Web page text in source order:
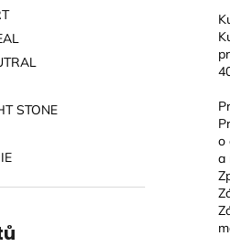
STONE
o
a
VERONA BEIGE